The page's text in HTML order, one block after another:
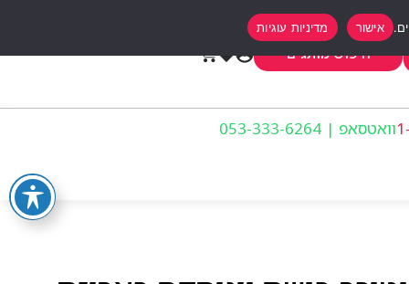
חיפוש מותגים
וואטסאפ | 053-333-6264
אישור מדיניות עוגיות